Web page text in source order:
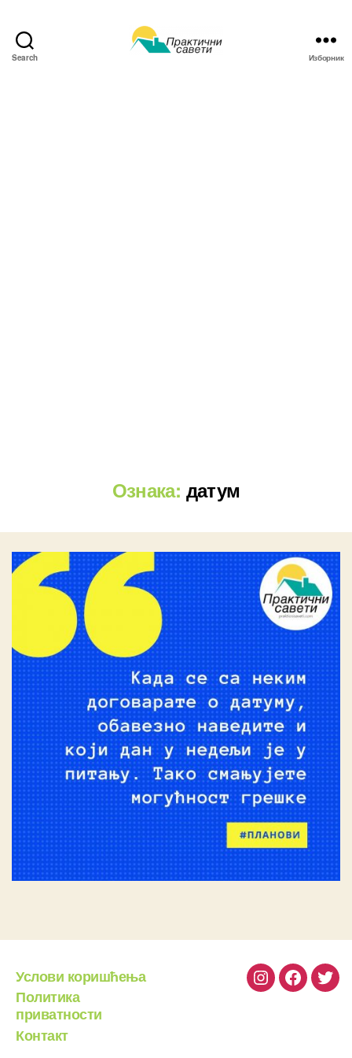
Search Изборник
Ознака: датум
Услови коришћења
Политика
приватности
Контакт
Instagram
Facebook